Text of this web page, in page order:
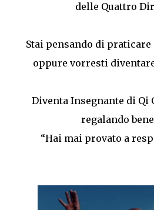
delle Quattro
Stai pensando di
oppure vorresti
Diventa Insegnante di Qi
regalando
“Hai mai provato a